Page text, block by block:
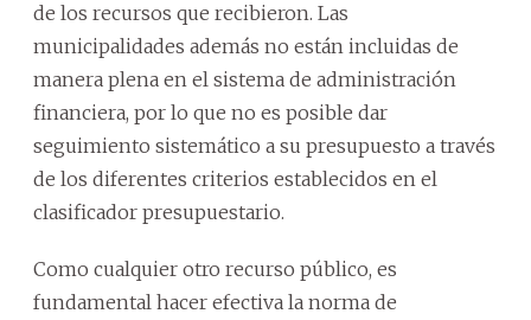
de los recursos que recibieron. Las
municipalidades además no están incluidas de
manera plena en el sistema de administración
financiera, por lo que no es posible dar
seguimiento sistemático a su presupuesto a través
de los diferentes criterios establecidos en el
clasificador presupuestario.
Como cualquier otro recurso público, es
fundamental hacer efectiva la norma de